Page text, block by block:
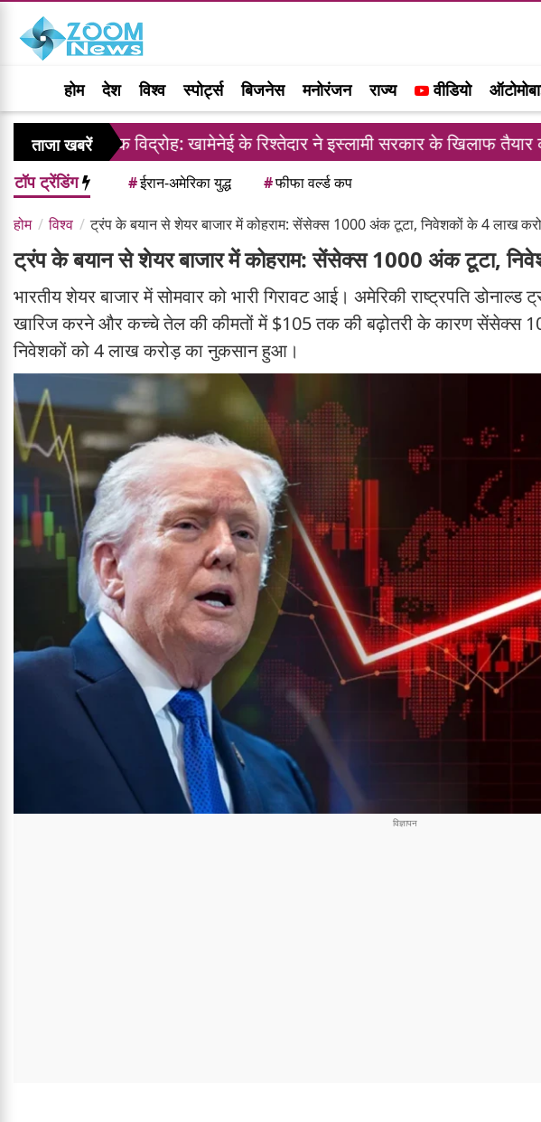
होम देश विश्व स्पोर्ट्स बिजनेस मनोरंजन राज्य वीडियो
ताजा खबरें
विद्रोह: खामेनेई के रिश्तेदार ने इस्लामी सरकार के खिलाफ तैयार की फौज
टॉप ट्रेंडिंग #ईरान-अमेरिका युद्ध #फीफा वर्ल्ड कप
होम विश्व ट्रंप के बयान से शेयर बाजार में कोहराम: सेंसेक्स 1000 अंक टूटा, निवेशकों के 4 लाख
ट्रंप के बयान से शेयर बाजार में कोहराम: सेंसेक्स 1000 अंक टूटा,
भारतीय शेयर बाजार में सोमवार को भारी गिरावट आई। अमेरिकी राष्ट्रपति डोनाल्ड
खारिज करने और कच्चे तेल की कीमतों में $105 तक की बढ़ोतरी के कारण सेंसेक्स
निवेशकों को 4 लाख करोड़ का नुकसान हुआ।